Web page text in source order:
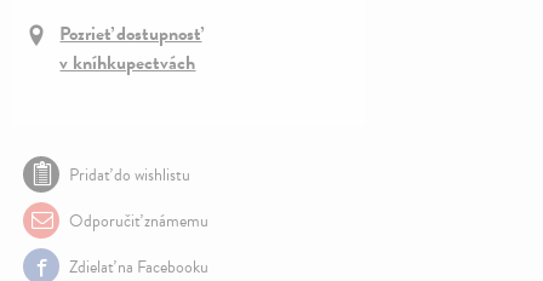
Pozrieť dostupnosť
v kníhkupectvách
Pridať do wishlistu
Odporučiť známemu
Zdielať na Facebooku